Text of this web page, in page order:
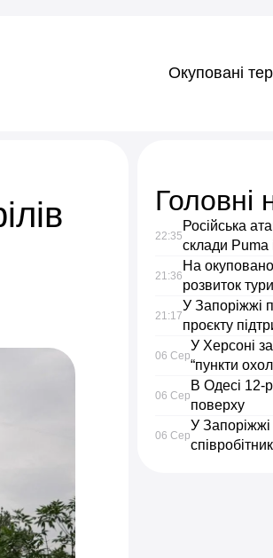
Окуповані
Головні
22:35
Російська
склади Puma
21:36
На
розвиток
21:17
У Запоріжжі
проєкту
06 Сер
У Херсоні
“пункти
06 Сер
В Одесі 12-
поверху
06 Сер
У